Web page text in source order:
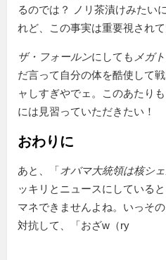
るのでは？ ノリ茶漬けみたい
れど、この事実は重要視されて
ザ・フォールンにしても メガ
だ言って自分の体を酷使して
ャしすぎやでェ。このあたりも
には見習っていただきたい！
おわりに
あと、「オバマ大統領は核シ
ッキリとニュースにしている
マネできませんよね。いっそ
対抗して、「おざw（ry